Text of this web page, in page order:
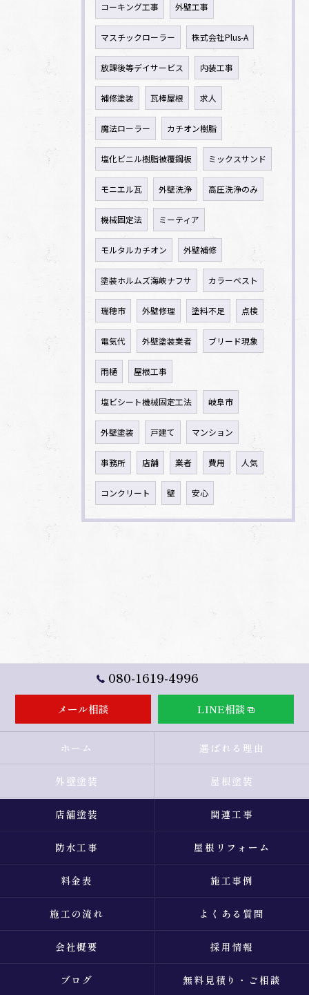
コーキング工事 外壁工事
マスチックローラー 株式会社Plus-A
放課後等デイサービス 内装工事
補修塗装 瓦棒屋根 求人
魔法ローラー カチオン樹脂
塩化ビニル樹脂被覆鋼板 ミックスサンド
モニエル瓦 外壁洗浄 高圧洗浄のみ
機械固定法 ミーティア
モルタルカチオン 外壁補修
塗装ホルムズ海峡ナフサ カラーベスト
瑞穂市 外壁修理 塗料不足 点検
電気代 外壁塗装業者 ブリード現象
雨樋 屋根工事
塩ビシート機械固定工法 岐阜市
外壁塗装 戸建て マンション
事務所 店舗 業者 費用 人気
コンクリート 壁 安心
080-1619-4996
メール相談 LINE相談
ホーム 選ばれる理由
外壁塗装 屋根塗装
店舗塗装 関連工事
防水工事 屋根リフォーム
料金表 施工事例
施工の流れ よくある質問
会社概要 採用情報
ブログ 無料見積り・ご相談